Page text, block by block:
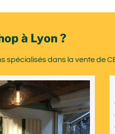
à Lyon ?
spécialisés dans la vente de